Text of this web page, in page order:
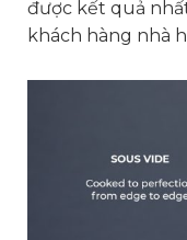
được kết quả
khách hàng nhà